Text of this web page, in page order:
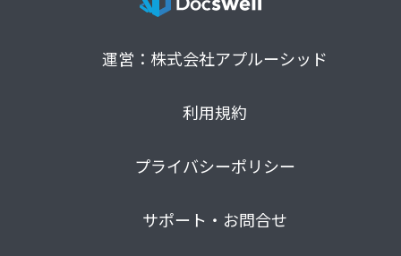
運営：株式会社アプルーシッド
利用規約
プライバシーポリシー
サポート・お問合せ